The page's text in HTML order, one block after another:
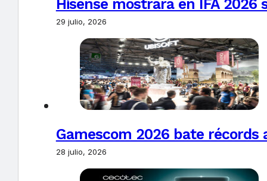
Hisense mostrará en IFA
29 julio, 2026
Gamescom 2026 bate récords
28 julio, 2026